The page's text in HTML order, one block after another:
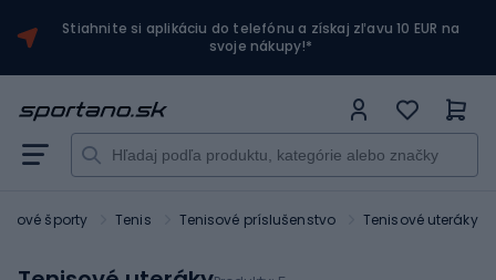
Stiahnite si aplikáciu do telefónu a získaj zľavu 10 EUR na
svoje nákupy!*
športy Tenis Tenisové príslušenstvo Tenisové uteráky